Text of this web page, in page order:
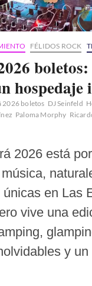
FÉLIDOS ROCK
hospedaje
2026 boletos DJ Seinfeld
Paloma Morphy
2026 está
en Las
vive una
y